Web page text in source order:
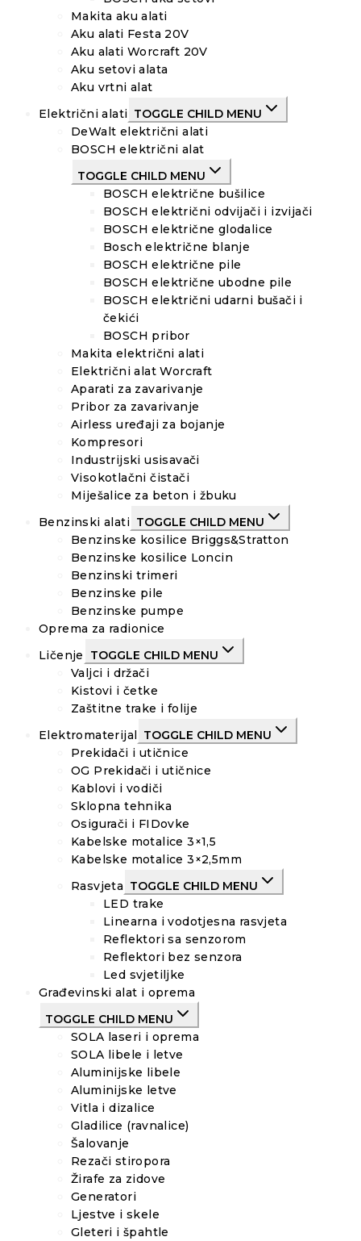
Makita aku alati
Aku alati Festa 20V
Aku alati Worcraft 20V
Aku setovi alata
Aku vrtni alat
Električni alati TOGGLE CHILD MENU
DeWalt električni alati
BOSCH električni alat
TOGGLE CHILD MENU
BOSCH električne bušilice
BOSCH električni odvijači i izvijači
BOSCH električne glodalice
Bosch električne blanje
BOSCH električne pile
BOSCH električne ubodne pile
BOSCH električni udarni bušači i
čekići
BOSCH pribor
Makita električni alati
Električni alat Worcraft
Aparati za zavarivanje
Pribor za zavarivanje
Airless uređaji za bojanje
Kompresori
Industrijski usisavači
Visokotlačni čistači
Miješalice za beton i žbuku
Benzinski alati TOGGLE CHILD MENU
Benzinske kosilice Briggs&Stratton
Benzinske kosilice Loncin
Benzinski trimeri
Benzinske pile
Benzinske pumpe
Oprema za radionice
Ličenje
TOGGLE CHILD MENU
Valjci i držači
Kistovi i četke
Zaštitne trake i folije
Elektromaterijal
TOGGLE CHILD MENU
Prekidači i utičnice
OG Prekidači i utičnice
Kablovi i vodiči
Sklopna tehnika
Osigurači i FIDovke
Kabelske motalice 3×1,5
Kabelske motalice 3×2,5mm
Rasvjeta TOGGLE CHILD MENU
LED trake
Linearna i vodotjesna rasvjeta
Reflektori sa senzorom
Reflektori bez senzora
Led svjetiljke
Građevinski alat i oprema
TOGGLE CHILD MENU
SOLA laseri i oprema
SOLA libele i letve
Aluminijske libele
Aluminijske letve
Vitla i dizalice
Gladilice (ravnalice)
Šalovanje
Rezači stiropora
Žirafe za zidove
Generatori
Ljestve i skele
Gleteri i špahtle